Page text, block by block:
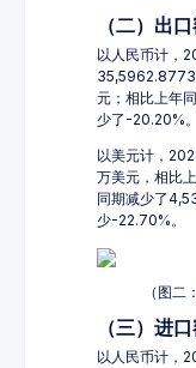
（二）出
以人民币计，
35,5962.8773
元；相比上年
少了-20.20%。
以美元计，
万美元，相比
同期减少了
少-22.70%。
（图
（三）进
以人民币计，